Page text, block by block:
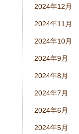
2024年12月
2024年11月
2024年10月
2024年9月
2024年8月
2024年7月
2024年6月
2024年5月